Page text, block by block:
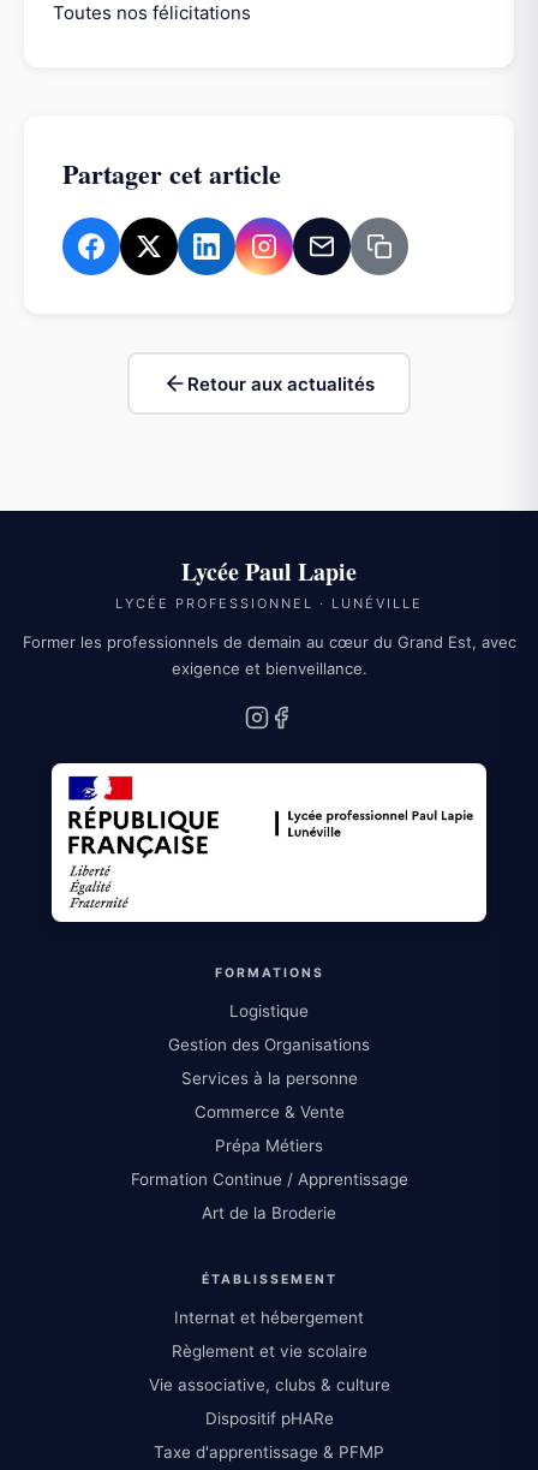
Toutes nos félicitations
Partager cet article
Retour aux actualités
Lycée Paul Lapie
LYCÉE PROFESSIONNEL · LUNÉVILLE
Former les professionnels de demain au cœur du Grand Est, avec
exigence et bienveillance.
Instagram
FORMATIONS
Logistique
Gestion des Organisations
Services à la personne
Commerce & Vente
Prépa Métiers
Formation Continue / Apprentissage
Art de la Broderie
ÉTABLISSEMENT
Internat et hébergement
Règlement et vie scolaire
Vie associative, clubs & culture
Dispositif pHARe
Taxe d'apprentissage & PFMP